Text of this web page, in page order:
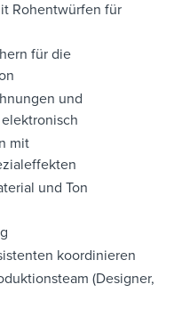
Rohentwürfen für
für die
und
mit
und Ton
koordinieren
(Designer,